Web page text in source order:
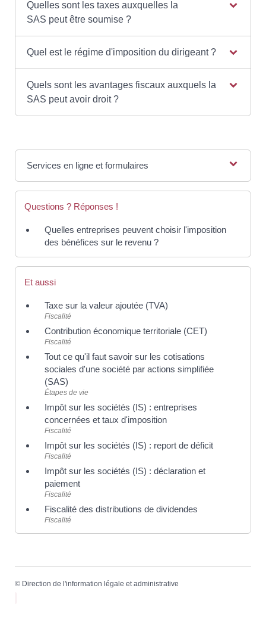
Quelles sont les taxes auxquelles la
SAS peut être soumise ?
Quel est le régime d'imposition du dirigeant ?
Quels sont les avantages fiscaux auxquels la
SAS peut avoir droit ?
Services en ligne et formulaires
Questions ? Réponses !
Quelles entreprises peuvent choisir l'imposition
des bénéfices sur le revenu ?
Et aussi
Taxe sur la valeur ajoutée (TVA)
Fiscalité
Contribution économique territoriale (CET)
Fiscalité
Tout ce qu'il faut savoir sur les cotisations
sociales d'une société par actions simplifiée
(SAS)
Étapes de vie
Impôt sur les sociétés (IS) : entreprises
concernées et taux d'imposition
Fiscalité
Impôt sur les sociétés (IS) : report de déficit
Fiscalité
Impôt sur les sociétés (IS) : déclaration et
paiement
Fiscalité
Fiscalité des distributions de dividendes
Fiscalité
© Direction de l'information légale et administrative